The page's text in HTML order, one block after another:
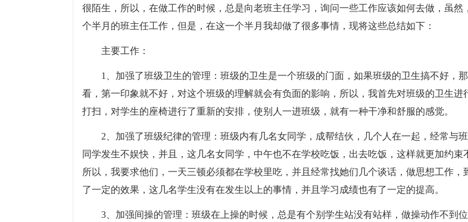
很陌生，所以，在做工作的时候，总是向老班主任学习，询问一些工作应该如何去做，虽然
个半月的班主任工作，但是，在这一个半月我却做了很多事情，现将这些总结如下：
主要工作：
1、加强了班级卫生的管理：班级的卫生是一个班级的门面，如果班级的卫生搞不好，
看，第一印象就不好，对这个班级的理解就会有负面的影响，所以，我首先对班级的卫生进
打扫，对学生的座椅进行了重新的安排，使别人一进班级，就有一种干净和舒服的感觉。
2、加强了班级纪律的管理：班级内有几名女同学，成帮结伙，几个人在一起，经常与
同学发生不娱快，并且，这几名女同学，中午也不在学校吃饭，出去吃饭，这样就更加约束
所以，我要求他们，一天三顿必须都在学校里吃，并且经常找她们几个谈话，做思想工作，
了一定的效果，这几名学生没有在发生以上的事情，并且学习成绩也有了一定的提高。
3、加强间操的管理：班级在上操的时候，总是有个别学生站没有站样，做操动作不到